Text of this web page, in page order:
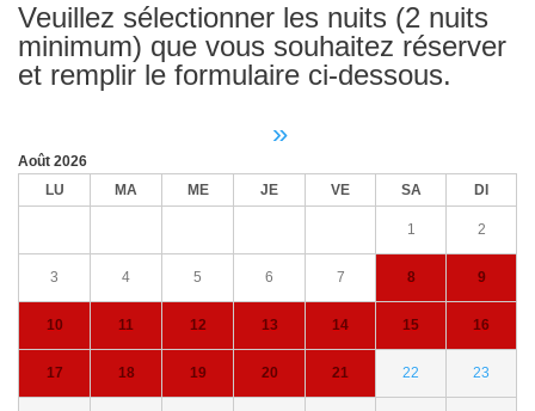
Veuillez sélectionner les nuits (2 nuits
minimum) que vous souhaitez réserver
et remplir le formulaire ci-dessous.
»
Août 2026
LU
MA ME JE VE SA DI
1 2
3 4 5 6 7 8 9
10 11 12 13 14 15 16
17 18 19 20 21 22 23